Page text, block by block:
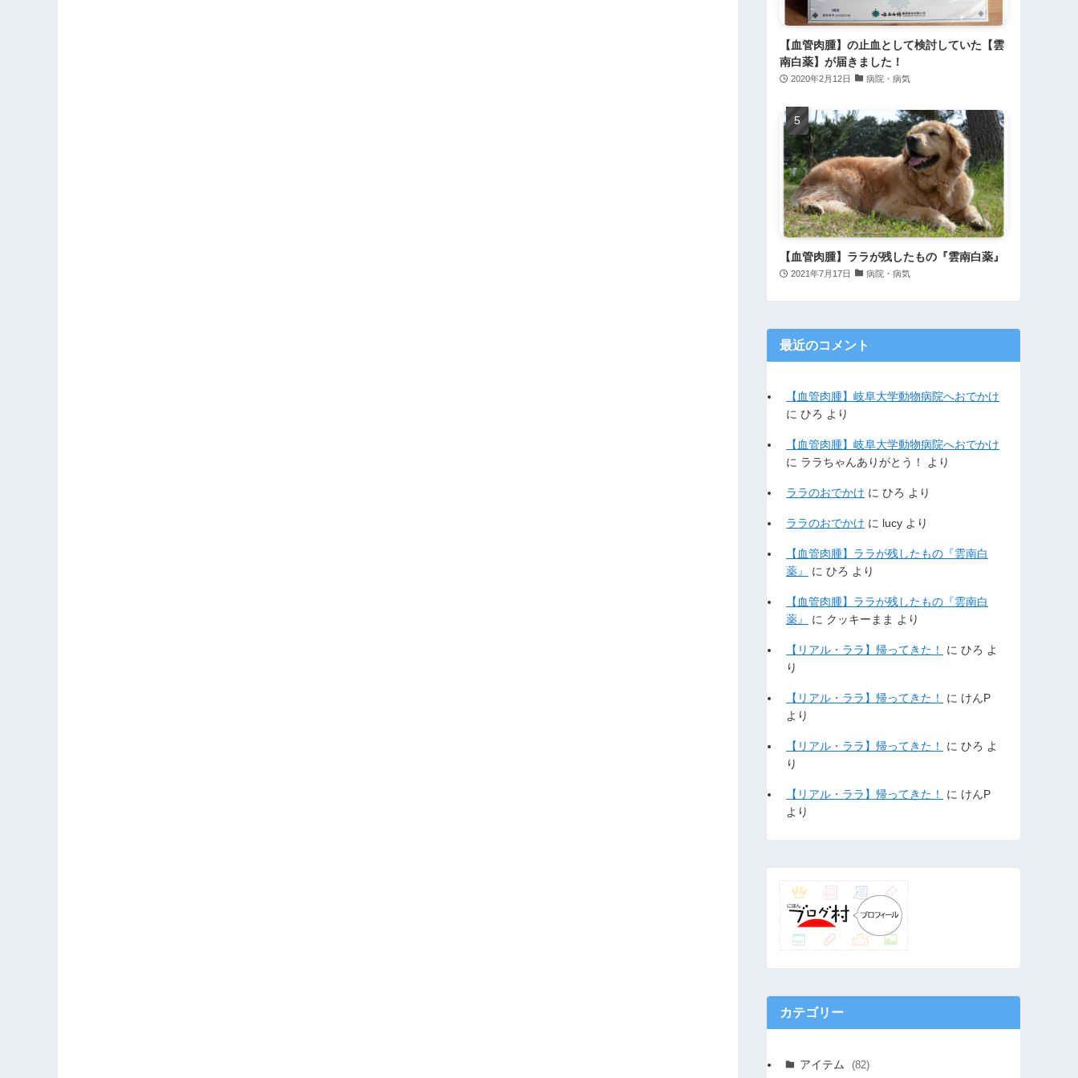
【血管肉腫】の止血として検討していた【雲
南白薬】が届きました！
2020年2月12日 病院・病気
【血管肉腫】ララが残したもの『雲南白薬』
2021年7月17日 病院・病気
最近のコメント
【血管肉腫】岐阜大学動物病院へおでかけ
に ひろ より
【血管肉腫】岐阜大学動物病院へおでかけ
に ララちゃんありがとう！ より
ララのおでかけ に ひろ より
ララのおでかけ に lucy より
【血管肉腫】ララが残したもの『雲南白
薬』
に ひろ より
【血管肉腫】ララが残したもの『雲南白
薬』
に クッキーまま より
【リアル・ララ】帰ってきた！ に ひろ よ
り
【リアル・ララ】帰ってきた！ に けんP
より
【リアル・ララ】帰ってきた！ に ひろ よ
り
【リアル・ララ】帰ってきた！ に けんP
より
カテゴリー
アイテム (82)